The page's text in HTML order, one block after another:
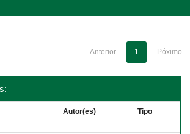
Anterior 1 Póximo
Autor(es) Tipo